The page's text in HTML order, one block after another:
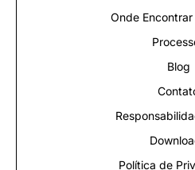
Onde
Blog
Política de